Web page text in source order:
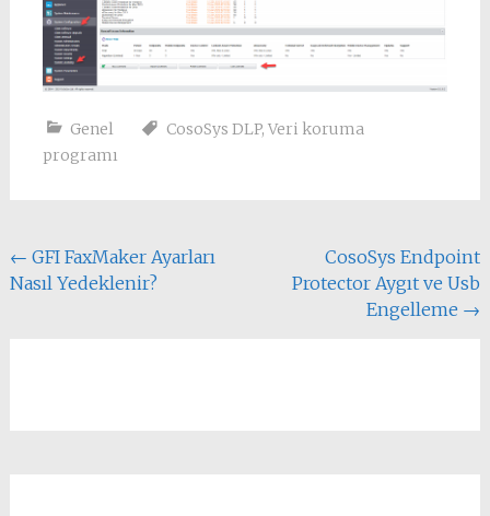
Genel CosoSys DLP, Veri koruma
programı
Yazı
dolaşımı
← GFI FaxMaker Ayarları
Nasıl Yedeklenir?
CosoSys Endpoint
Protector Aygıt ve Usb
Engelleme →